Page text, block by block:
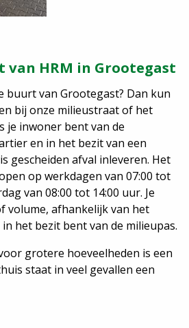
van HRM in Grootegast
buurt van Grootegast? Dan kun
bij onze milieustraat of het
je inwoner bent van de
en in het bezit van een
gescheiden afval inleveren. Het
op werkdagen van 07:00 tot
van 08:00 tot 14:00 uur. Je
volume, afhankelijk van het
het bezit bent van de milieupas.
grotere hoeveelheden is een
staat in veel gevallen een